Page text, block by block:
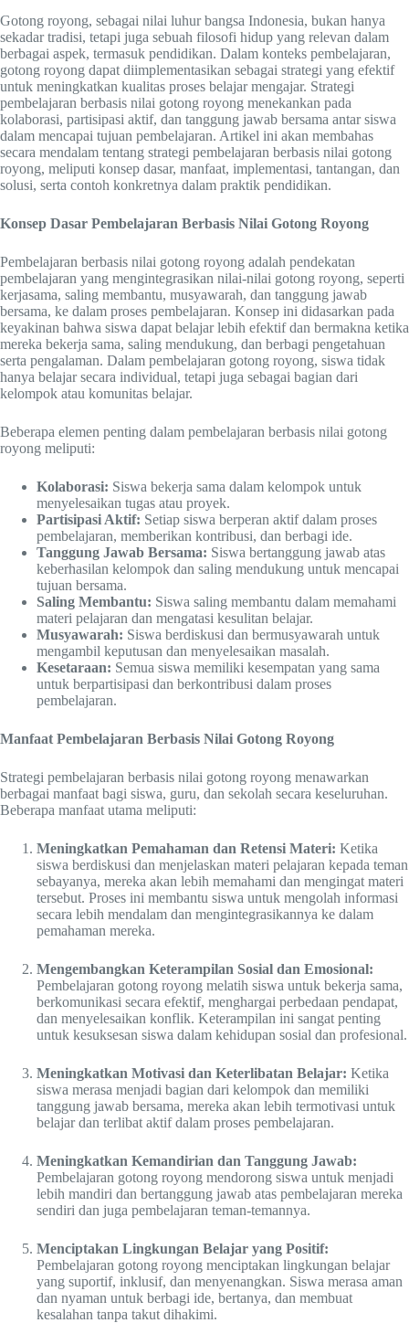
Gotong royong, sebagai nilai luhur bangsa Indonesia, bukan hanya
sekadar tradisi, tetapi juga sebuah filosofi hidup yang relevan dalam
berbagai aspek, termasuk pendidikan. Dalam konteks pembelajaran,
gotong royong dapat diimplementasikan sebagai strategi yang efektif
untuk meningkatkan kualitas proses belajar mengajar. Strategi
pembelajaran berbasis nilai gotong royong menekankan pada
kolaborasi, partisipasi aktif, dan tanggung jawab bersama antar siswa
dalam mencapai tujuan pembelajaran. Artikel ini akan membahas
secara mendalam tentang strategi pembelajaran berbasis nilai gotong
royong, meliputi konsep dasar, manfaat, implementasi, tantangan, dan
solusi, serta contoh konkretnya dalam praktik pendidikan.
Konsep Dasar Pembelajaran Berbasis Nilai Gotong Royong
Pembelajaran berbasis nilai gotong royong adalah pendekatan
pembelajaran yang mengintegrasikan nilai-nilai gotong royong, seperti
kerjasama, saling membantu, musyawarah, dan tanggung jawab
bersama, ke dalam proses pembelajaran. Konsep ini didasarkan pada
keyakinan bahwa siswa dapat belajar lebih efektif dan bermakna ketika
mereka bekerja sama, saling mendukung, dan berbagi pengetahuan
serta pengalaman. Dalam pembelajaran gotong royong, siswa tidak
hanya belajar secara individual, tetapi juga sebagai bagian dari
kelompok atau komunitas belajar.
Beberapa elemen penting dalam pembelajaran berbasis nilai gotong
royong meliputi:
Kolaborasi: Siswa bekerja sama dalam kelompok untuk
menyelesaikan tugas atau proyek.
Partisipasi Aktif: Setiap siswa berperan aktif dalam proses
pembelajaran, memberikan kontribusi, dan berbagi ide.
Tanggung Jawab Bersama: Siswa bertanggung jawab atas
keberhasilan kelompok dan saling mendukung untuk mencapai
tujuan bersama.
Saling Membantu: Siswa saling membantu dalam memahami
materi pelajaran dan mengatasi kesulitan belajar.
Musyawarah: Siswa berdiskusi dan bermusyawarah untuk
mengambil keputusan dan menyelesaikan masalah.
Kesetaraan: Semua siswa memiliki kesempatan yang sama
untuk berpartisipasi dan berkontribusi dalam proses
pembelajaran.
Manfaat Pembelajaran Berbasis Nilai Gotong Royong
Strategi pembelajaran berbasis nilai gotong royong menawarkan
berbagai manfaat bagi siswa, guru, dan sekolah secara keseluruhan.
Beberapa manfaat utama meliputi:
Meningkatkan Pemahaman dan Retensi Materi: Ketika
siswa berdiskusi dan menjelaskan materi pelajaran kepada teman
sebayanya, mereka akan lebih memahami dan mengingat materi
tersebut. Proses ini membantu siswa untuk mengolah informasi
secara lebih mendalam dan mengintegrasikannya ke dalam
pemahaman mereka.
Mengembangkan Keterampilan Sosial dan Emosional:
Pembelajaran gotong royong melatih siswa untuk bekerja sama,
berkomunikasi secara efektif, menghargai perbedaan pendapat,
dan menyelesaikan konflik. Keterampilan ini sangat penting
untuk kesuksesan siswa dalam kehidupan sosial dan profesional.
Meningkatkan Motivasi dan Keterlibatan Belajar: Ketika
siswa merasa menjadi bagian dari kelompok dan memiliki
tanggung jawab bersama, mereka akan lebih termotivasi untuk
belajar dan terlibat aktif dalam proses pembelajaran.
Meningkatkan Kemandirian dan Tanggung Jawab:
Pembelajaran gotong royong mendorong siswa untuk menjadi
lebih mandiri dan bertanggung jawab atas pembelajaran mereka
sendiri dan juga pembelajaran teman-temannya.
Menciptakan Lingkungan Belajar yang Positif:
Pembelajaran gotong royong menciptakan lingkungan belajar
yang suportif, inklusif, dan menyenangkan. Siswa merasa aman
dan nyaman untuk berbagi ide, bertanya, dan membuat
kesalahan tanpa takut dihakimi.